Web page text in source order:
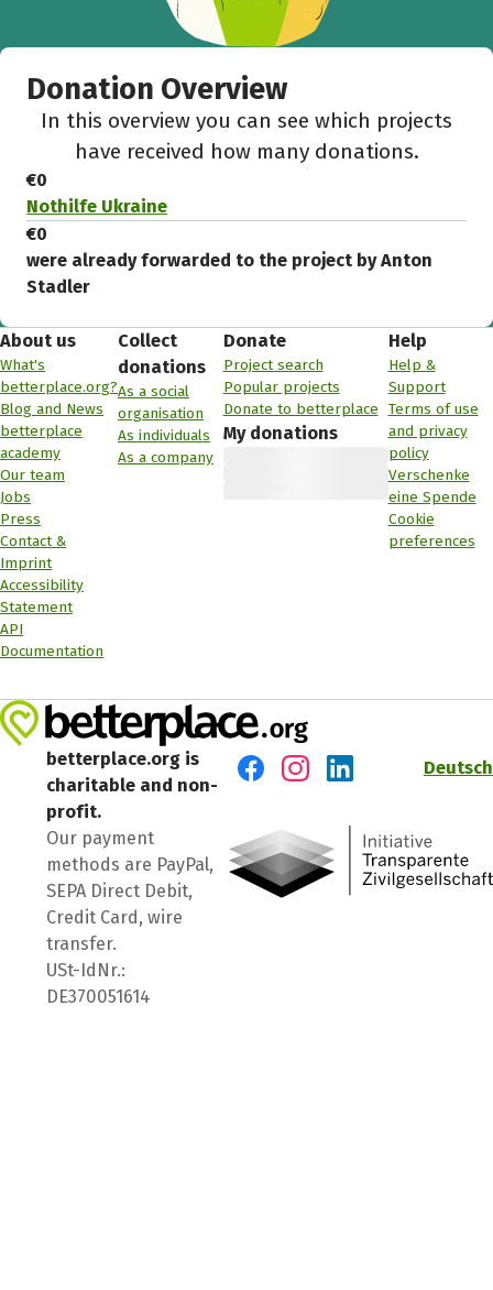
Donation Overview
In this overview you can see which projects
have received how many donations.
€0
Nothilfe Ukraine
€0
were already forwarded to the project by Anton
Stadler
About us
What's
betterplace.org?
Blog and News
betterplace
academy
Our team
Jobs
Press
Contact &
Imprint
Accessibility
Statement
API
Documentation
Collect
donations
As a social
organisation
As individuals
As a company
Donate
Project search
Popular projects
Donate to betterplace
My donations
Help
Help &
Support
Terms of use
and privacy
policy
Verschenke
eine Spende
Cookie
preferences
betterplace.org is
charitable and non-
profit.
Our payment
methods are PayPal,
SEPA Direct Debit,
Credit Card, wire
transfer.
USt-IdNr.:
DE370051614
Deutsch